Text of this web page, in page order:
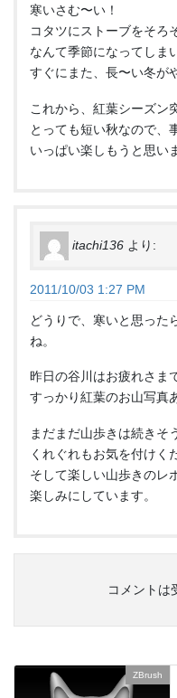
寒いさむ〜い！
コタツにストーブをそろ
なんて季節になってしま
すぐにまた、長〜い冬が
これから、紅葉シーズン
とっても短い秋なので、
いっぱい楽しもうと思い
itachi136 より:
2011/10/03 1:27 PM
どうりで、寒いと思った
ね。
昨日の谷川はお疲れさま
すっかり紅葉のお山写真
まだまだ山歩きは続きそ
くれぐれもお気を付けく
そして楽しい山歩きのレ
楽しみにしています。
コメントは
ZBrush